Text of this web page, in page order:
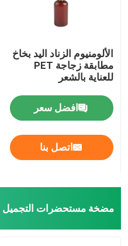
الألومنيوم الزناد اليد بخاخ
مطابقة زجاجة PET
للعناية بالشعر
افضل سعر
اتصل بنا
مضخة مستحضرات التجميل